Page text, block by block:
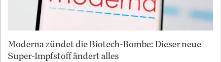
Moderna zündet die Biotech-Bombe: Dieser neue
Super-Impfstoff ändert alles